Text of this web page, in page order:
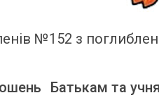
№152 з
Батькам та